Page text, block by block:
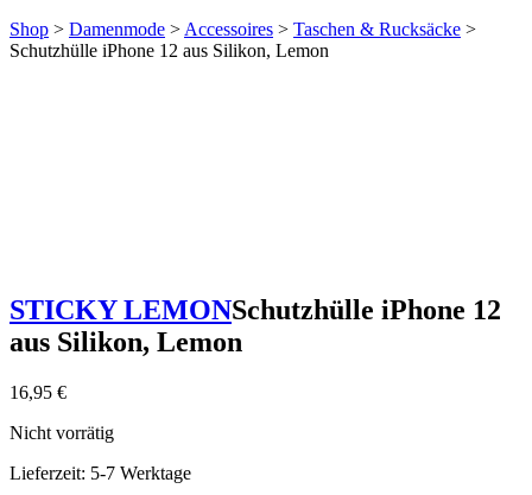
Shop > Damenmode > Accessoires > Taschen & Rucksäcke >
Schutzhülle iPhone 12 aus Silikon, Lemon
STICKY LEMONSchutzhülle iPhone 12
aus Silikon, Lemon
16,95 €
Nicht vorrätig
Lieferzeit: 5-7 Werktage